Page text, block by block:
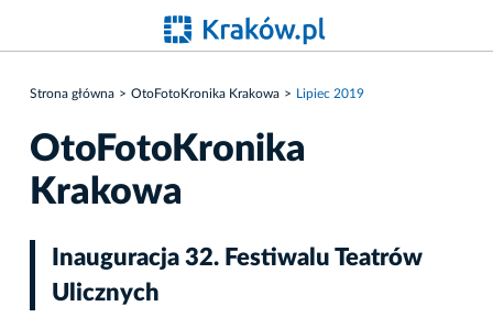
Strona główna OtoFotoKronika Krakowa Lipiec 2019
OtoFotoKronika
Krakowa
Inauguracja 32. Festiwalu Teatrów
Ulicznych